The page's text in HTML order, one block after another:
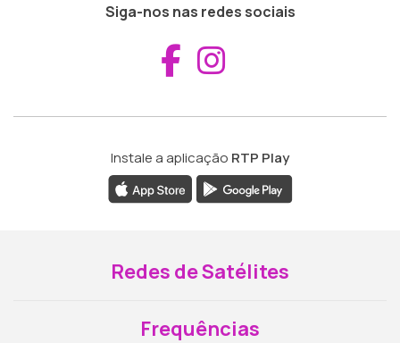
Siga-nos nas redes sociais
Aceder ao
Instale a aplicação RTP Play
Redes de Satélites
Frequências